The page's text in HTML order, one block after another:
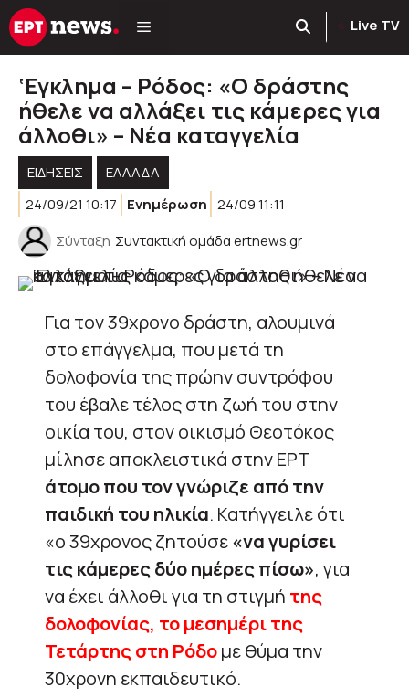
Μετάβαση
σε
Live TV
‘Εγκλημα – Ρόδος: «Ο δράστης
ήθελε να αλλάξει τις κάμερες για
άλλοθι» – Νέα καταγγελία
ΕΙΔΗΣΕΙΣ
ΕΛΛΑΔΑ
24/09/21 10:17
Ενημέρωση 24/09 11:11
Σύνταξη Συντακτική ομάδα ertnews.gr
Για τον 39χρονο δράστη, αλουμινά
στο επάγγελμα, που μετά τη
δολοφονία της πρώην συντρόφου
του έβαλε τέλος στη ζωή του στην
οικία του, στον οικισμό Θεοτόκος
μίλησε αποκλειστικά στην ΕΡΤ
άτομο που τον γνώριζε από την
παιδική του ηλικία. Κατήγγειλε ότι
«ο 39χρονος ζητούσε«να γυρίσει
τις κάμερες δύο ημέρες πίσω», για
να έχει άλλοθι για τη στιγμή της
δολοφονίας, το μεσημέρι της
Τετάρτης στη Ρόδομε θύμα την
30χρονη εκπαιδευτικό.